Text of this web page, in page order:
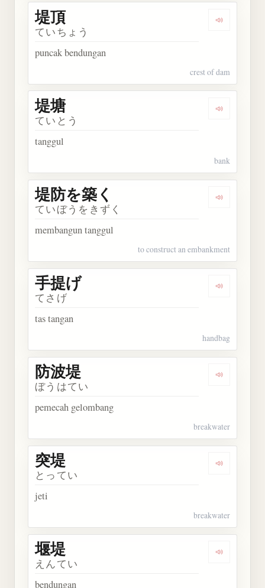
Dengarkan
堤頂
ていちょう
puncak bendungan
crest of dam
Dengarkan
堤塘
ていとう
tanggul
bank
Dengarkan
堤防を築く
ていぼうをきずく
membangun tanggul
to construct an embankment
Dengarkan
手提げ
てさげ
tas tangan
handbag
Dengarkan
防波堤
ぼうはてい
pemecah gelombang
breakwater
Dengarkan
突堤
とってい
jeti
breakwater
Dengarkan
堰堤
えんてい
bendungan